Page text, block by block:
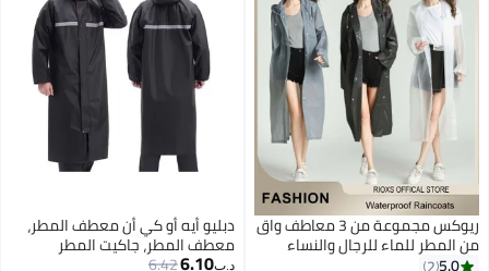
ريوكس مجموعة من 3 معاطف واق
من المطر للماء للرجال والنساء
للبالغين المحمولة إيفا المعطف
دبليو أيه أو كي أن معطف المطر،
معطف المطر، جاكيت المطر
بحقيبة، معطف مطر خفيف الوزن
د.ب‏6.10
6.42